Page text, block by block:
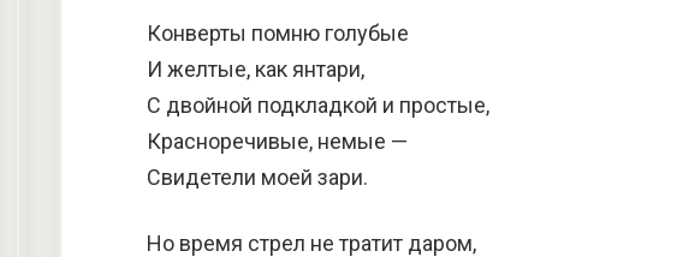
Конверты помню голубые
И желтые, как янтари,
С двойной подкладкой и простые,
Красноречивые, немые —
Свидетели моей зари.
Но время стрел не тратит даром,